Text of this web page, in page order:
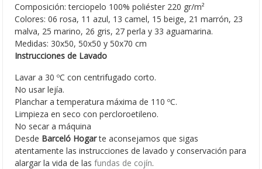
Composición: terciopelo 100% poliéster 220 gr/m²
Colores: 06 rosa, 11 azul, 13 camel, 15 beige, 21 marrón, 23
malva, 25 marino, 26 gris, 27 perla y 33 aguamarina.
Medidas: 30x50, 50x50 y 50x70 cm
Instrucciones de Lavado
Lavar a 30 ºC con centrifugado corto.
No usar lejía.
Planchar a temperatura máxima de 110 ºC.
Limpieza en seco con percloroetileno.
No secar a máquina
Desde Barceló Hogarte aconsejamos que sigas
atentamente las instrucciones de lavado y conservación para
alargar la vida de lasfundas de cojín.